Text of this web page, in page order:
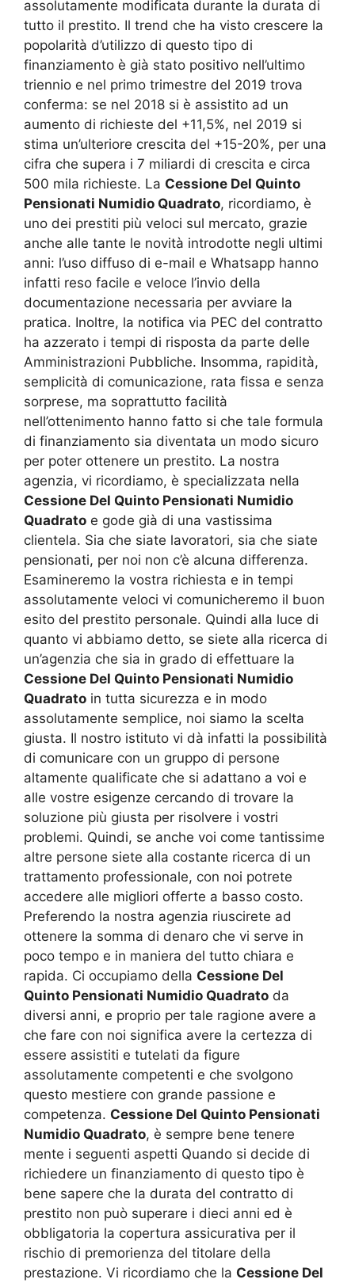
assolutamente modificata durante la durata di
tutto il prestito. Il trend che ha visto crescere la
popolarità d’utilizzo di questo tipo di
finanziamento è già stato positivo nell’ultimo
triennio e nel primo trimestre del 2019 trova
conferma: se nel 2018 si è assistito ad un
aumento di richieste del +11,5%, nel 2019 si
stima un’ulteriore crescita del +15-20%, per una
cifra che supera i 7 miliardi di crescita e circa
500 mila richieste. La Cessione Del Quinto
Pensionati Numidio Quadrato, ricordiamo, è
uno dei prestiti più veloci sul mercato, grazie
anche alle tante le novità introdotte negli ultimi
anni: l’uso diffuso di e-mail e Whatsapp hanno
infatti reso facile e veloce l’invio della
documentazione necessaria per avviare la
pratica. Inoltre, la notifica via PEC del contratto
ha azzerato i tempi di risposta da parte delle
Amministrazioni Pubbliche. Insomma, rapidità,
semplicità di comunicazione, rata fissa e senza
sorprese, ma soprattutto facilità
nell’ottenimento hanno fatto si che tale formula
di finanziamento sia diventata un modo sicuro
per poter ottenere un prestito. La nostra
agenzia, vi ricordiamo, è specializzata nella
Cessione Del Quinto Pensionati Numidio
Quadrato e gode già di una vastissima
clientela. Sia che siate lavoratori, sia che siate
pensionati, per noi non c’è alcuna differenza.
Esamineremo la vostra richiesta e in tempi
assolutamente veloci vi comunicheremo il buon
esito del prestito personale. Quindi alla luce di
quanto vi abbiamo detto, se siete alla ricerca di
un’agenzia che sia in grado di effettuare la
Cessione Del Quinto Pensionati Numidio
Quadrato in tutta sicurezza e in modo
assolutamente semplice, noi siamo la scelta
giusta. Il nostro istituto vi dà infatti la possibilità
di comunicare con un gruppo di persone
altamente qualificate che si adattano a voi e
alle vostre esigenze cercando di trovare la
soluzione più giusta per risolvere i vostri
problemi. Quindi, se anche voi come tantissime
altre persone siete alla costante ricerca di un
trattamento professionale, con noi potrete
accedere alle migliori offerte a basso costo.
Preferendo la nostra agenzia riuscirete ad
ottenere la somma di denaro che vi serve in
poco tempo e in maniera del tutto chiara e
rapida. Ci occupiamo della Cessione Del
Quinto Pensionati Numidio Quadrato da
diversi anni, e proprio per tale ragione avere a
che fare con noi significa avere la certezza di
essere assistiti e tutelati da figure
assolutamente competenti e che svolgono
questo mestiere con grande passione e
competenza. Cessione Del Quinto Pensionati
Numidio Quadrato, è sempre bene tenere
mente i seguenti aspetti Quando si decide di
richiedere un finanziamento di questo tipo è
bene sapere che la durata del contratto di
prestito non può superare i dieci anni ed è
obbligatoria la copertura assicurativa per il
rischio di premorienza del titolare della
prestazione. Vi ricordiamo che la Cessione Del